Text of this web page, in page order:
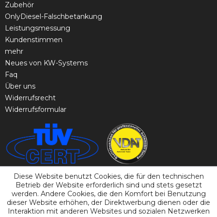
Zubehör
OnlyDiesel-Falschbetankung
Leistungsmessung
Kundenstimmen
mehr
Neues von KW-Systems
Faq
Über uns
Widerrufsrecht
Widerrufsformular
Diese Website benutzt Cookies, die für den technischen
Betrieb der Website erforderlich sind und stets gesetzt
werden. Andere Cookies, die den Komfort bei Benutzung
dieser Website erhöhen, der Direktwerbung dienen oder die
Interaktion mit anderen Websites und sozialen Netzwerken